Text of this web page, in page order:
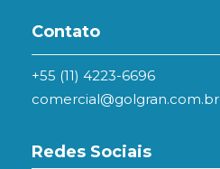
Contato
+55 (11) 4223-6696
comercial@golgran.com.br
Redes Sociais